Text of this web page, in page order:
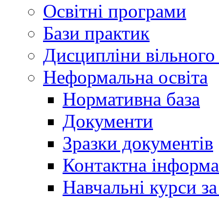
Освітні програми
Бази практик
Дисципліни
Неформальна освіта
Нормативна база
Документи
Зразки документів
Контактна
Навчальні курси